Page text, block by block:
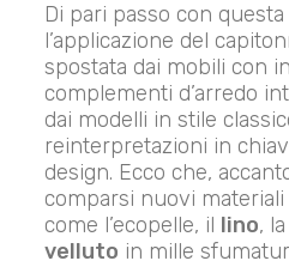
Di pari passo con
l’applicazione del
spostata dai mobili con
complementi d’arredo
dai modelli in stile
reinterpretazioni in
design. Ecco che,
comparsi nuovi
come l’ecopelle, il lino, la
velluto in mille